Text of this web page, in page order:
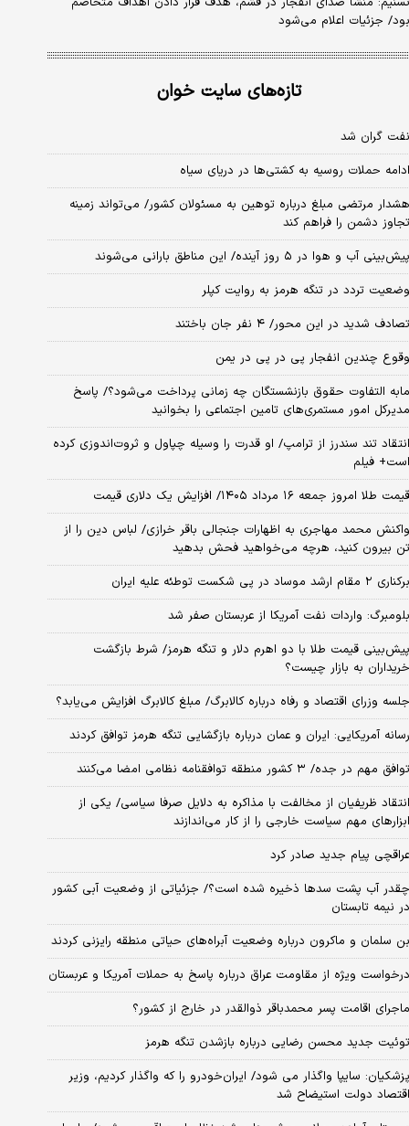
بود/ جزئیات اعلام می‌شود
تازه‌های سایت خوان
نفت گران شد
ادامه حملات روسیه به کشتی‌ها در دریای سیاه
هشدار مرتضی مبلغ درباره توهین به مسئولان کشور/ می‌تواند زمینه
تجاوز دشمن را فراهم کند
پیش‌بینی آب و هوا در ۵ روز آینده/ این مناطق بارانی می‌شوند
وضعیت تردد در تنگه هرمز به روایت کپلر
تصادف شدید در این محور/ ۴ نفر جان باختند
وقوع چندین انفجار پی در پی در یمن
مابه التفاوت حقوق بازنشستگان چه زمانی پرداخت می‌شود؟/ پاسخ
مدیرکل امور مستمری‌های تامین اجتماعی را بخوانید
انتقاد تند سندرز از ترامپ/ او قدرت را وسیله چپاول و ثروت‌اندوزی کرده
است+ فیلم
قیمت طلا امروز جمعه ۱۶ مرداد ۱۴۰۵/ افزایش یک دلاری قیمت
واکنش محمد مهاجری به اظهارات جنجالی باقر خرازی/ لباس دین را از
تن بیرون کنید، هرچه می‌خواهید فحش بدهید
برکناری ۲ مقام‌ ارشد موساد در پی شکست توطئه علیه ایران
بلومبرگ: واردات نفت آمریکا از عربستان صفر شد
پیش‌بینی قیمت طلا با دو اهرم دلار و تنگه هرمز/ شرط بازگشت
خریداران به بازار چیست؟
جلسه وزرای اقتصاد و رفاه درباره کالابرگ/ مبلغ کالابرگ افزایش می‌یابد؟
رسانه آمریکایی: ایران و عمان درباره بازگشایی تنگه هرمز توافق کردند
توافق مهم در جده/ ۳ کشور منطقه توافقنامه نظامی امضا می‌کنند
انتقاد ظریفیان از مخالفت با مذاکره به دلایل صرفا سیاسی/ یکی از
ابزارهای مهم سیاست خارجی را از کار می‌اندازند
عراقچی پیام جدید صادر کرد
چقدر آب پشت سدها ذخیره شده است؟/ جزئیاتی از وضعیت آبی کشور
در نیمه تابستان
بن سلمان و ماکرون درباره وضعیت آبراه‌های حیاتی منطقه رایزنی کردند
درخواست ویژه از مقاومت عراق درباره پاسخ به حملات آمریکا و عربستان
ماجرای اقامت پسر محمدباقر ذوالقدر در خارج از کشور؟
توئیت جدید محسن رضایی درباره بازشدن تنگه هرمز
پزشکیان: سایپا واگذار می شود/ ایران‌خودرو را که واگذار کردیم، وزیر
اقتصاد دولت استیضاح شد